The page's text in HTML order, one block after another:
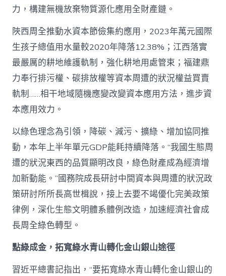
力，構建無機放棄物質源化應用全財產鏈。
陜西周全推動水資本節儉集約應用，2023年萬元國際
生孩子總值用水量較2020年降落12.38%；江西落實
最嚴厲的耕地維護軌制，強化耕地用處管束；福建鼎
力奉行排污權、碳排放權等資本周遭的狀況權益買賣
軌制……相干地域隨機應變改變資本應用方法，進步資
本應用效力。
以綠色理念為引領，降碳、減污、擴綠、增加協同推
動，本年上半年單元GDP能耗持續降落。“我國生態周
遭的狀況東西的品質顯明改良，綠色財產成為經濟增
加新動能。”國務院成長研討中間資本與周遭的狀況政
策研討所所長高世楫說，接上去要不竭優化完美政策
律例，深化生態文明體系體例改造，加速經濟社會成
長周全綠色轉型。
點綠成金，拓寬綠水青山轉化金山銀山途徑
習近平總書記指出，“要拓寬綠水青山轉化金山銀山的